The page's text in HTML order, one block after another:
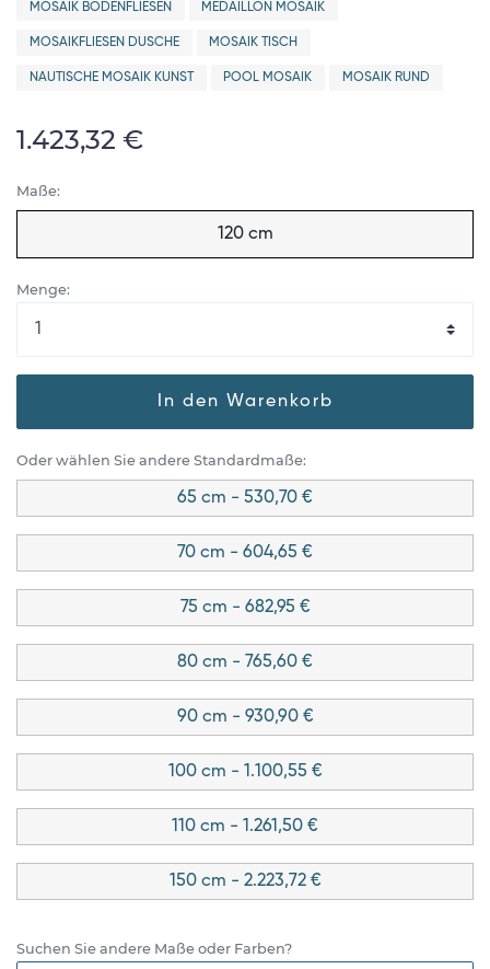
MOSAIK BODENFLIESEN MEDAILLON MOSAIK
MOSAIKFLIESEN DUSCHE MOSAIK TISCH
NAUTISCHE MOSAIK KUNST POOL MOSAIK MOSAIK RUND
1.423,32 €
Maße:
120 cm
Menge:
In den Warenkorb
Oder wählen Sie andere Standardmaße:
65 cm - 530,70 €
70 cm - 604,65 €
75 cm - 682,95 €
80 cm - 765,60 €
90 cm - 930,90 €
100 cm - 1.100,55 €
110 cm - 1.261,50 €
150 cm - 2.223,72 €
Suchen Sie andere Maße oder Farben?